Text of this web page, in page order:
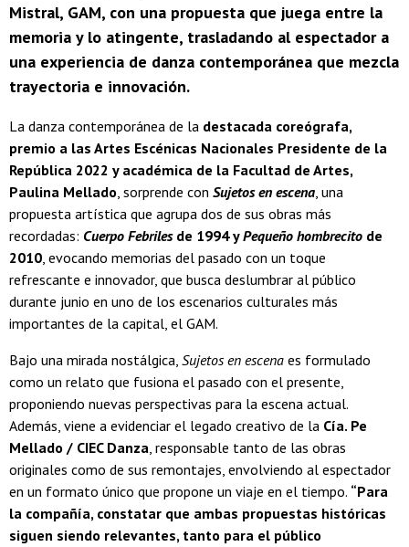
Mistral, GAM, con una propuesta que juega entre la
memoria y lo atingente, trasladando al espectador a
una experiencia de danza contemporánea que mezcla
trayectoria e innovación.
La danza contemporánea de la destacada coreógrafa,
premio a las Artes Escénicas Nacionales Presidente de la
República 2022 y académica de la Facultad de Artes,
Paulina Mellado, sorprende con Sujetos en escena, una
propuesta artística que agrupa dos de sus obras más
recordadas: Cuerpo Febrilesde 1994 yPequeño hombrecito de
2010, evocando memorias del pasado con un toque
refrescante e innovador, que busca deslumbrar al público
durante junio en uno de los escenarios culturales más
importantes de la capital, el GAM.
Bajo una mirada nostálgica, Sujetos en escena es formulado
como un relato que fusiona el pasado con el presente,
proponiendo nuevas perspectivas para la escena actual.
Además, viene a evidenciar el legado creativo de la Cía. Pe
Mellado / CIEC Danza, responsable tanto de las obras
originales como de sus remontajes, envolviendo al espectador
en un formato único que propone un viaje en el tiempo. “Para
la compañía, constatar que ambas propuestas históricas
siguen siendo relevantes, tanto para el público